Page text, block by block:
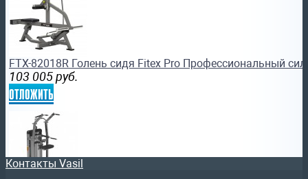
FTX-82018R Голень сидя Fitex Pro Профессиональный
103 005 руб.
отложить
Контакты Vasil